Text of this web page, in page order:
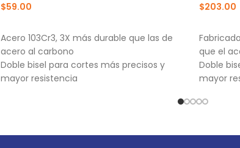
$59.00
Acero 103Cr3, 3X más durable que las de
acero al carbono
Doble bisel para cortes más precisos y
mayor resistencia
$203.00
que el
Doble
mayor